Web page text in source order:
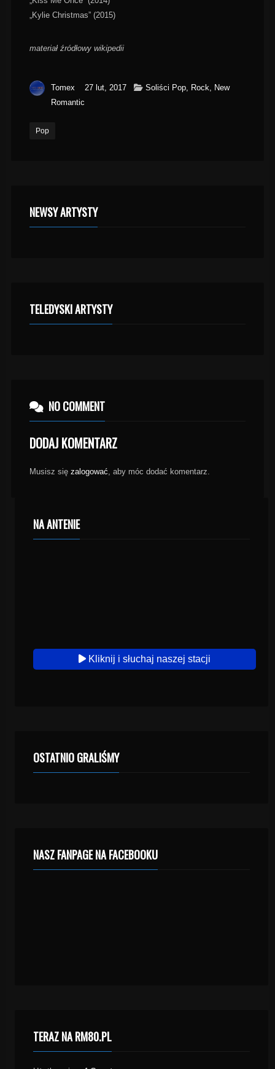
„Kylie Christmas” (2015)
materiał źródłowy wikipedii
Tomex 27 lut, 2017
Soliści Pop, Rock, New
Romantic
Pop
NEWSY ARTYSTY
TELEDYSKI ARTYSTY
NO COMMENT
DODAJ KOMENTARZ
Musisz się zalogować, aby móc dodać komentarz.
NA ANTENIE
Kliknij i słuchaj naszej stacji
OSTATNIO GRALIŚMY
NASZ FANPAGE NA FACEBOOKU
TERAZ NA RM80.PL